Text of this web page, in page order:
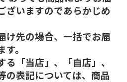
ざいますのであらかじめ
け先の場合、一括でお届
。
「当店」、「自店」、
の表記については、商品